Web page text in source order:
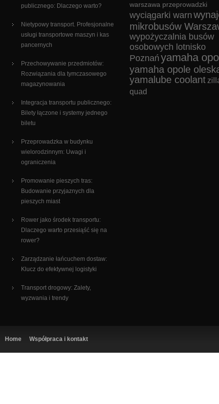
publicznego: Dlaczego warto?
Nietypowy transport. Profesjonalne
usługi transportowe maszyn i kas
pancernych
Przechowywanie przedmiotów:
Rozwiązania dla tymczasowego
magazynowania
Integracja transportu publicznego:
Bilety łączone i systemy jednego
biletu
Przeprowadzka w budynku
wielorodzinnym: Uwagi i
ograniczenia
Promowanie pieszych tras:
Budowanie przyjaznych dla
pieszych miast
Rower jako środek transportu:
Dlaczego warto przesiąść się na
rower?
Zarządzanie łańcuchem dostaw:
Klucz do efektywnej logistyki
Transport drogowy: Zalety,
wyzwania i trendy
warszawa przeprowadzki
wyciągarki warn
mikrobusów
wypożyczalnia busów
osobowych lotnisko
Poznań yamaha
yamaha opole
yamalube coolant
quad
Home Współpraca i kontakt